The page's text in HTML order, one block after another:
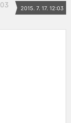
2015. 7. 17. 12:03